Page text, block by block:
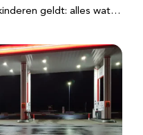
geldt: alles wat…